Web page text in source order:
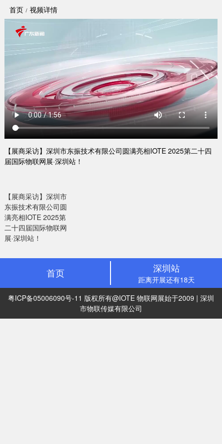
首页 视频详情
【展商采访】深圳市东振技术有限公司圆满亮相IOTE 2025第二十四
届国际物联网展·深圳站！
【展商采访】深圳市
东振技术有限公司圆
满亮相IOTE 2025第
二十四届国际物联网
展·深圳站！
首页 深圳站
距离开展还有18天
粤ICP备05006090号-11 版权所有@IOTE 物联网展始于2009 | 深圳
市物联传媒有限公司